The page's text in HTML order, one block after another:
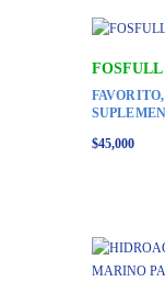
FOSFULL
FAVORITO
$45,000